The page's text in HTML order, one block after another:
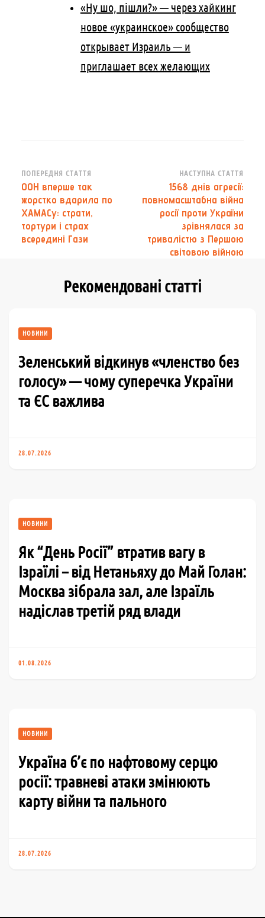
«Ну шо, пішли?» — через хайкинг
новое «украинское» сообщество
открывает Израиль — и
приглашает всех желающих
Навігація
по
запису
ПОПЕРЕДНЯ СТАТТЯ
ООН вперше так
жорстко вдарила по
ХАМАСу: страти,
тортури і страх
всередині Гази
НАСТУПНА СТАТТЯ
1568 днів агресії:
повномасштабна війна
росії проти України
зрівнялася за
тривалістю з Першою
світовою війною
Рекомендовані статті
НОВИНИ
Зеленський відкинув «членство без
голосу» — чому суперечка України
та ЄС важлива
28.07.2026
НОВИНИ
Як “День Росії” втратив вагу в
Ізраїлі – від Нетаньяху до Май Голан:
Москва зібрала зал, але Ізраїль
надіслав третій ряд влади
01.08.2026
НОВИНИ
Україна б’є по нафтовому серцю
росії: травневі атаки змінюють
карту війни та пального
28.07.2026